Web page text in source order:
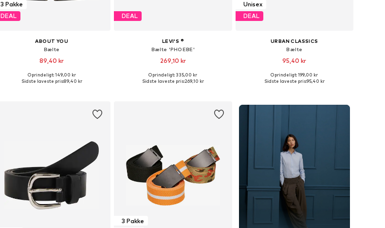
3 Pakke
DEAL
ABOUT YOU
Bælte
89,40 kr
Tilgængelige størrelser: 80, 85, 90, 95
Oprindeligt: 149,00 kr
Sidste laveste pris:89,40 kr
DEAL
LEVI'S ®
Bælte 'PHOEBE'
269,10 kr
Fås i mange størrelser
Oprindeligt: 335,00 kr
Sidste laveste pris:269,10 kr
Unisex
DEAL
URBAN CLASSICS
Bælte
95,40 kr
Tilgængelige størrelser: 75-95
Oprindeligt: 199,00 kr
Sidste laveste pris:95,40 kr
3 Pakke